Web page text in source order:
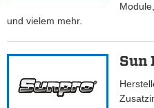
und vielem mehr.
Sun